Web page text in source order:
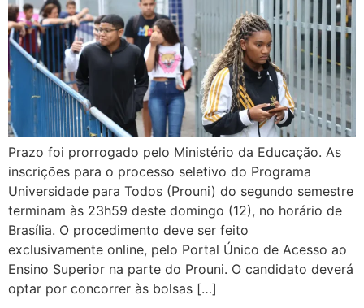
Prazo foi prorrogado pelo Ministério da Educação. As
inscrições para o processo seletivo do Programa
Universidade para Todos (Prouni) do segundo semestre
terminam às 23h59 deste domingo (12), no horário de
Brasília. O procedimento deve ser feito
exclusivamente online, pelo Portal Único de Acesso ao
Ensino Superior na parte do Prouni. O candidato deverá
optar por concorrer às bolsas […]